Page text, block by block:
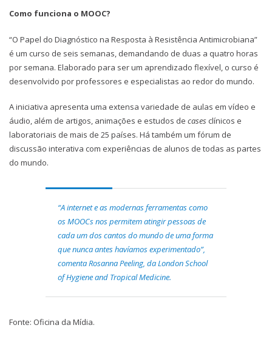
Como funciona o MOOC?
“O Papel do Diagnóstico na Resposta à Resistência Antimicrobiana”
é um curso de seis semanas, demandando de duas a quatro horas
por semana. Elaborado para ser um aprendizado flexível, o curso é
desenvolvido por professores e especialistas ao redor do mundo.
A iniciativa apresenta uma extensa variedade de aulas em vídeo e
áudio, além de artigos, animações e estudos de cases clínicos e
laboratoriais de mais de 25 países. Há também um fórum de
discussão interativa com experiências de alunos de todas as partes
do mundo.
“A internet e as modernas ferramentas como
os MOOCs nos permitem atingir pessoas de
cada um dos cantos do mundo de uma forma
que nunca antes havíamos experimentado”,
comenta Rosanna Peeling, daLondon School
of Hygiene and Tropical Medicine.
Fonte: Oficina da Mídia.